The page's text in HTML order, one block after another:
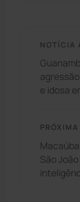
NOTÍCIA
e idosa
São